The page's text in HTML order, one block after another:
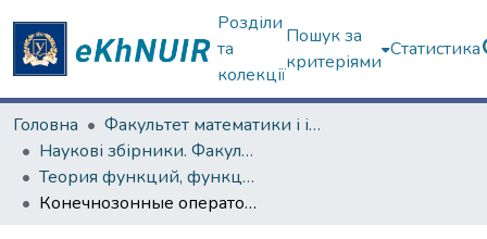
Розділи
та
колекції
Пошук за
критеріями
Статистика
Головна
Факультет математики і інформатики
Наукові збірники. Факультет математики і інформатики
Теория функций, функциональный анализ и их приложения (1965–1985 гг.)
Конечнозонные операторы Дирака